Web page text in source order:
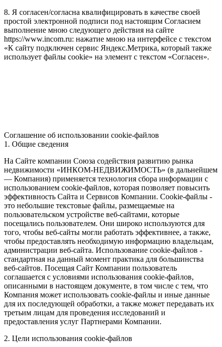
8. Я согласен/согласна квалифицировать в качестве своей
простой электронной подписи под настоящим Согласием
выполнение мною следующего действия на сайте
https://www.incom.ru: нажатие мною на интерфейсе с текстом
«К сайту подключен сервис Яндекс.Метрика, который также
использует файлы cookie» на элемент с текстом «Согласен».
Соглашение об использовании cookie-файлов
1. Общие сведения
На Сайте компании Союза содействия развитию рынка
недвижимости «ИНКОМ-НЕДВИЖИМОСТЬ» (в дальнейшем
— Компания) применяется технология сбора информации с
использованием cookie-файлов, которая позволяет повысить
эффективность Сайта и Сервисов Компании. Сookie-файлы -
это небольшие текстовые файлы, размещаемые на
пользовательском устройстве веб-сайтами, которые
посещались пользователем. Они широко используются для
того, чтобы веб-сайты могли работать эффективнее, а также,
чтобы предоставлять необходимую информацию владельцам,
администрации веб-сайта. Использование cookie-файлов -
стандартная на данный момент практика для большинства
веб-сайтов. Посещая Сайт Компании пользователь
соглашается с условиями использования cookie-файлов,
описанными в настоящем документе, в том числе с тем, что
Компания может использовать cookie-файлы и иные данные
для их последующей обработки, а также может передавать их
третьим лицам для проведения исследований и
предоставления услуг Партнерами Компании.
2. Цели использования cookie-файлов